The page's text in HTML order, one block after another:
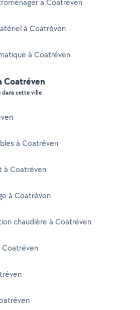
à Coatréven
à Coatréven
à Coatréven
Coatréven
dans cette ville
à Coatréven
à Coatréven
à Coatréven
chaudière à Coatréven
Coatréven